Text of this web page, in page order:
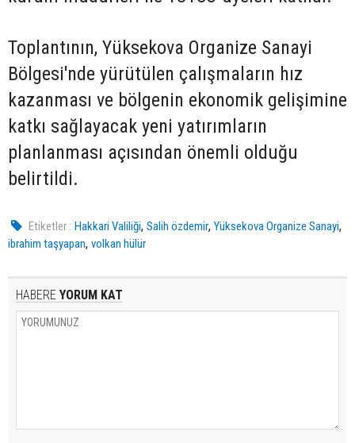
Toplantının, Yüksekova Organize Sanayi
Bölgesi'nde yürütülen çalışmaların hız
kazanması ve bölgenin ekonomik gelişimine
katkı sağlayacak yeni yatırımların
planlanması açısından önemli olduğu
belirtildi.
Etiketler : Hakkari Valiliği,Salih özdemir,Yüksekova Organize Sanayi,
ibrahim taşyapan, volkan hülür
HABERE YORUM KAT